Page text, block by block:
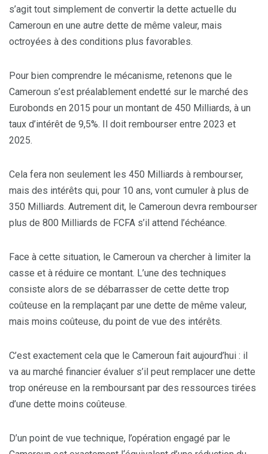
s’agit tout simplement de convertir la dette actuelle du
Cameroun en une autre dette de même valeur, mais
octroyées à des conditions plus favorables.
Pour bien comprendre le mécanisme, retenons que le
Cameroun s’est préalablement endetté sur le marché des
Eurobonds en 2015 pour un montant de 450 Milliards, à un
taux d’intérêt de 9,5%. Il doit rembourser entre 2023 et
2025.
Cela fera non seulement les 450 Milliards à rembourser,
mais des intérêts qui, pour 10 ans, vont cumuler à plus de
350 Milliards. Autrement dit, le Cameroun devra rembourser
plus de 800 Milliards de FCFA s’il attend l’échéance.
Face à cette situation, le Cameroun va chercher à limiter la
casse et à réduire ce montant. L’une des techniques
consiste alors de se débarrasser de cette dette trop
coûteuse en la remplaçant par une dette de même valeur,
mais moins coûteuse, du point de vue des intérêts.
C’est exactement cela que le Cameroun fait aujourd’hui : il
va au marché financier évaluer s’il peut remplacer une dette
trop onéreuse en la remboursant par des ressources tirées
d’une dette moins coûteuse.
D’un point de vue technique, l’opération engagé par le